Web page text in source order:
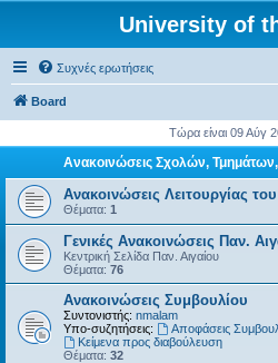
University of
Συχνές ερωτήσεις
Board
Τώρα είναι 09 Αύγ
Ανακοινώσεις Σχολών,
Ανακοινώσεις Λειτουργίας
Θέματα: 1
Γενικές Ανακοινώσεις Παν.
Κεντρική Σελίδα Παν. Αιγαίου
Θέματα: 76
Ανακοινώσεις Συμβουλίου
Συντονιστής: nmalam
Υπο-συζητήσεις:
Αποφάσεις
Kείμενα προς διαβούλευση
Θέματα: 32